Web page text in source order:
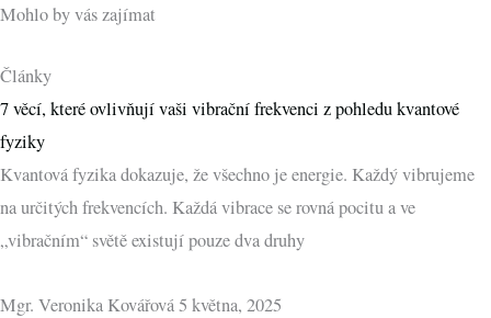
Mohlo by vás zajímat
Články
7 věcí, které ovlivňují vaši vibrační frekvenci z pohledu kvantové
fyziky
Kvantová fyzika dokazuje, že všechno je energie. Každý vibrujeme
na určitých frekvencích. Každá vibrace se rovná pocitu a ve
„vibračním“ světě existují pouze dva druhy
Mgr. Veronika Kovářová5 května, 2025